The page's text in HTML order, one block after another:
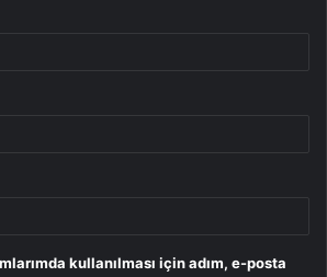
kullanılması için adım, e-posta